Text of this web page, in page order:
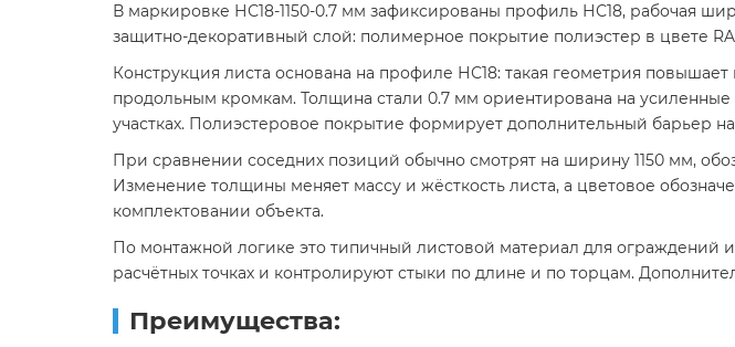
В маркировке НС18-1150-0.7 мм зафиксированы профиль НС18, рабочая
защитно-декоративный слой: полимерное покрытие полиэстер в цвете
Конструкция листа основана на профиле НС18: такая геометрия
продольным кромкам. Толщина стали 0.7 мм ориентирована на
участках. Полиэстеровое покрытие формирует дополнительный барьер
При сравнении соседних позиций обычно смотрят на ширину 1150 мм,
Изменение толщины меняет массу и жёсткость листа, а цветовое
комплектовании объекта.
По монтажной логике это типичный листовой материал для
расчётных точках и контролируют стыки по длине и по торцам.
Преимущества: